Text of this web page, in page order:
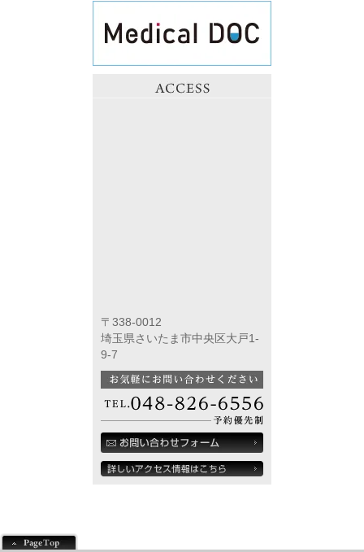
〒338-0012
埼玉県さいたま市中央区大戸1-
9-7